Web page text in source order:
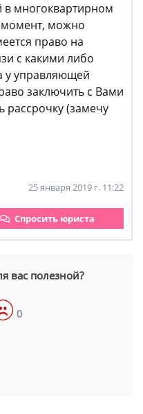
многоквартирном
можно
право на
с какими либо
у управляющей
заключить с Вами
рассрочку (замечу
25 января 2019 г. 11:22
Спросить юриста
вас полезной?
0